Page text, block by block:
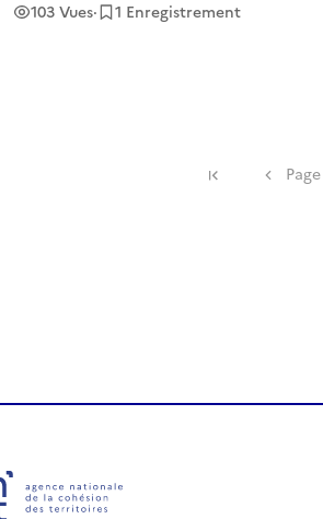
103Vues· 1 Enregistrement
Première